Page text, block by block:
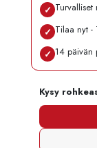
✓
✓ Tilaa nyt -
✓ 14 päivän
Kysy